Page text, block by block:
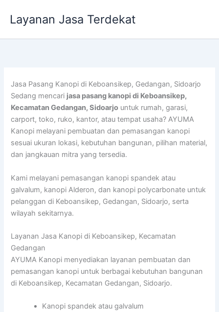
Layanan Jasa Terdekat
Jasa Pasang Kanopi di Keboansikep, Gedangan, Sidoarjo
Sedang mencari jasa pasang kanopi di Keboansikep,
Kecamatan Gedangan, Sidoarjo untuk rumah, garasi,
carport, toko, ruko, kantor, atau tempat usaha? AYUMA
Kanopi melayani pembuatan dan pemasangan kanopi
sesuai ukuran lokasi, kebutuhan bangunan, pilihan material,
dan jangkauan mitra yang tersedia.
Kami melayani pemasangan kanopi spandek atau
galvalum, kanopi Alderon, dan kanopi polycarbonate untuk
pelanggan di Keboansikep, Gedangan, Sidoarjo, serta
wilayah sekitarnya.
Layanan Jasa Kanopi di Keboansikep, Kecamatan
Gedangan
AYUMA Kanopi menyediakan layanan pembuatan dan
pemasangan kanopi untuk berbagai kebutuhan bangunan
di Keboansikep, Kecamatan Gedangan, Sidoarjo.
Kanopi spandek atau galvalum